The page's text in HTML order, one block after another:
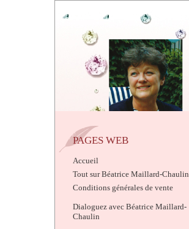
PAGES WEB
Accueil
Tout sur Béatrice Maillard-Chaulin
Conditions générales de vente
Dialoguez avec Béatrice Maillard-
Chaulin